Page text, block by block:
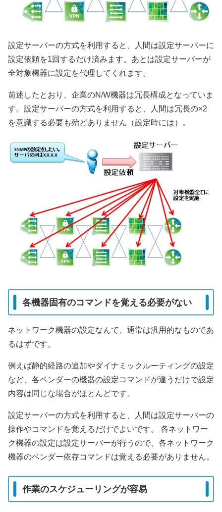
設定サーバーの方式を利用すると、人間は設定サーバーに
設定依頼を1回するだけ済みます。あとは設定サーバーが
全対象機器に設定を代理してくれます。
前述したとおり、企業のN/W機器は冗長構成となっていま
す。設定サーバーの方式を利用すると、人間は冗長の×2
を意識する必要も殆どありません（設定時には）。
各機器固有のコマンドを覚える必要がない
ネットワーク機器の設定なんて、通常は汎用的なものであ
るはずです。
例えば静的経路の追加やダイナミックルーティングの設定
など、各ベンダーの機器の設定コマンドが違うだけで設定
内容は同じな場合がほとんどです。
設定サーバーの方式を利用すると、人間は設定サーバーの
操作やコマンドを覚えるだけでよいです。 各ネットワー
ク機器の設定は設定サーバーが行うので、各ネットワーク
機器のベンダー依存コマンドは覚える必要がありません。
作業のスケジューリングが容易